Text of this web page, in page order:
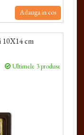
Adauga in cos
10X14 cm
Ultimele 3 produse